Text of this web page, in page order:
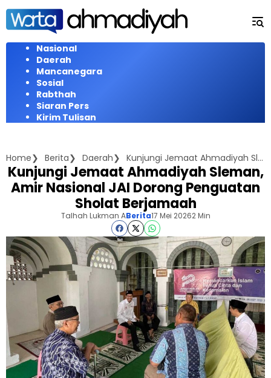
Langsung
konten
Nasional
Daerah
Mancanegara
Sosial
Rabthah
Siaran Pers
Kirim Tulisan
Home Berita Daerah Kunjungi Jemaat Ahmadiyah Sleman, Amir Nasional JAI Dorong Penguatan Sholat Berjamaah
Kunjungi Jemaat Ahmadiyah Sleman,
Amir Nasional JAI Dorong Penguatan
Sholat Berjamaah
Talhah Lukman ABerita17 Mei 20262 Min